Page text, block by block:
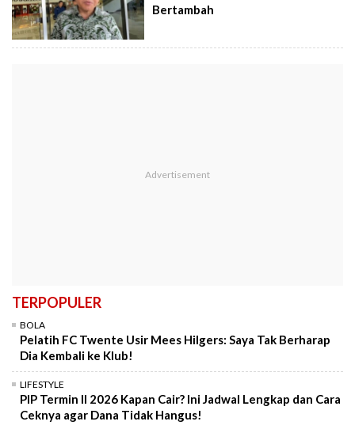
Bertambah
TERPOPULER
BOLA
Pelatih FC Twente Usir Mees Hilgers: Saya Tak Berharap
Dia Kembali ke Klub!
LIFESTYLE
PIP Termin II 2026 Kapan Cair? Ini Jadwal Lengkap dan Cara
Ceknya agar Dana Tidak Hangus!